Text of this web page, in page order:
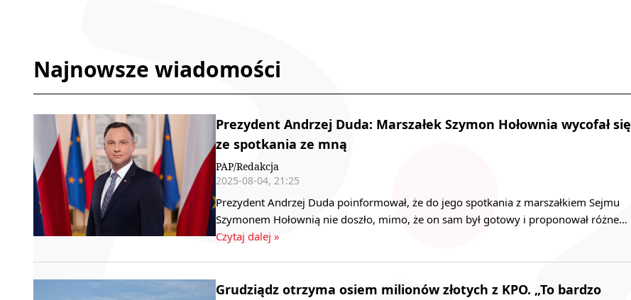
Najnowsze wiadomości
Prezydent Andrzej Duda: Marszałek Szymon Hołownia wycofał się
ze spotkania ze mną
PAP/Redakcja
2025-08-04, 21:25
Prezydent Andrzej Duda poinformował, że do jego spotkania z marszałkiem Sejmu
Szymonem Hołownią nie doszło, mimo, że on sam był gotowy i proponował różne…
Czytaj dalej »
Grudziądz otrzyma osiem milionów złotych z KPO. „To bardzo